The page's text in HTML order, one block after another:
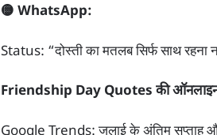
🟡 WhatsApp:
Status: “दोस्ती का मतलब सिर्फ साथ
Friendship Day Quotes की ऑनलाइन